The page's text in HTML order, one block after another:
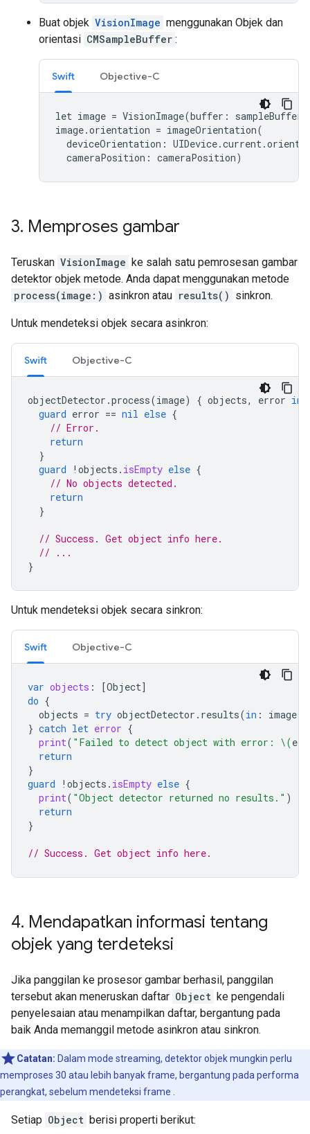
Buat objek VisionImage menggunakan Objek dan
orientasi CMSampleBuffer :
Swift Objective-C
let image = VisionImage(buffer : sampleBuffer
image.orientation = imageOrientation(
deviceOrientation : UIDevice.current.
cameraPosition : cameraPosition)
3. Memproses gambar
Teruskan VisionImage ke salah satu pemrosesan gambar
detektor objek metode. Anda dapat menggunakan metode
process(image:) asinkron atau results() sinkron.
Untuk mendeteksi objek secara asinkron:
Swift Objective-C
objectDetector .process(image) { objects, error in
guard error == nil else {
// Error.
return
}
guard
! objects . isEmpty else {
// No objects detected.
return
}
// Success. Get object info here.
// ...
}
Untuk mendeteksi objek secara sinkron:
Swift Objective-C
var objects : [Object]
do {
objects = try objectDetector . results(in : image
} catch let error {
print( "Failed to detect object with error: \(
return
}
guard
! objects . isEmpty else {
print( "Object detector returned no results." )
return
}
// Success. Get object info here.
4. Mendapatkan informasi tentang
objek yang terdeteksi
Jika panggilan ke prosesor gambar berhasil, panggilan
tersebut akan meneruskan daftar Object ke pengendali
penyelesaian atau menampilkan daftar, bergantung pada
baik Anda memanggil metode asinkron atau sinkron.
Catatan: Dalam mode streaming, detektor objek mungkin perlu
memproses 30 atau lebih banyak frame, bergantung pada performa
perangkat, sebelum mendeteksi frame .
Setiap Object berisi properti berikut: